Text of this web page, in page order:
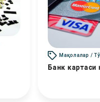
Мақолалар /
Банк картаси